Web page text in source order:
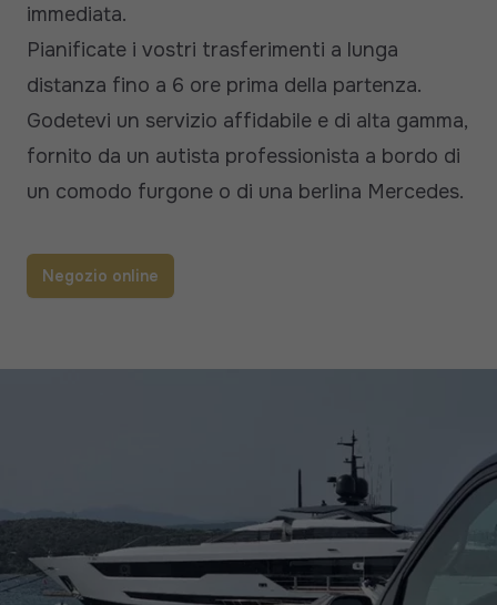
immediata.
Pianificate i vostri trasferimenti a lunga
distanza fino a 6 ore prima della partenza.
Godetevi un servizio affidabile e di alta gamma,
fornito da un autista professionista a bordo di
un comodo furgone o di una berlina Mercedes.
Negozio online